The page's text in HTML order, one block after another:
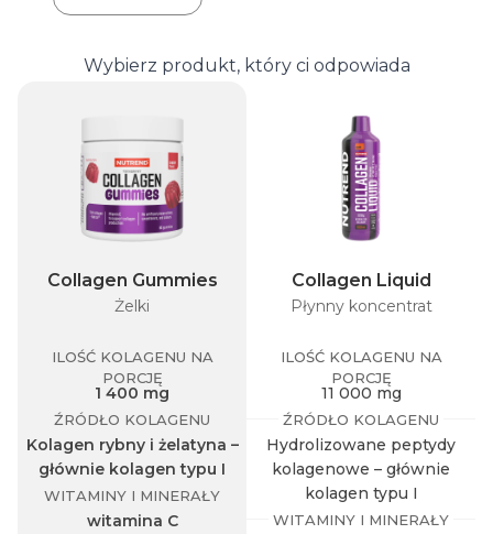
Wybierz produkt, który ci odpowiada
Collagen Gummies
Żelki
ILOŚĆ KOLAGENU NA
PORCJĘ
1 400 mg
ŹRÓDŁO KOLAGENU
Kolagen rybny i żelatyna –
głównie kolagen typu I
WITAMINY I MINERAŁY
witamina C
Collagen Liquid
Płynny koncentrat
ILOŚĆ KOLAGENU NA
PORCJĘ
11 000 mg
ŹRÓDŁO KOLAGENU
Hydrolizowane peptydy
kolagenowe – głównie
kolagen typu I
WITAMINY I MINERAŁY